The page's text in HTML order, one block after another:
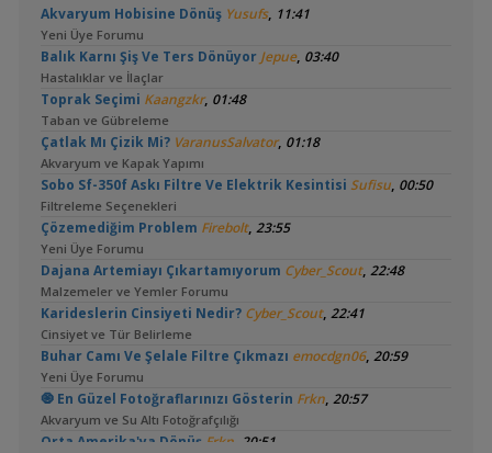
Akvaryum Hobisine Dönüş Yusufs, 11:41
Yeni Üye Forumu
Balık Karnı Şiş Ve Ters Dönüyor Jepue, 03:40
Hastalıklar ve İlaçlar
Toprak Seçimi Kaangzkr, 01:48
Taban ve Gübreleme
Çatlak Mı Çizik Mi? VaranusSalvator, 01:18
Akvaryum ve Kapak Yapımı
Sobo Sf-350f Askı Filtre Ve Elektrik Kesintisi Sufisu, 00:50
Filtreleme Seçenekleri
Çözemediğim Problem Firebolt, 23:55
Yeni Üye Forumu
Dajana Artemiayı Çıkartamıyorum Cyber_Scout, 22:48
Malzemeler ve Yemler Forumu
Karideslerin Cinsiyeti Nedir? Cyber_Scout, 22:41
Cinsiyet ve Tür Belirleme
Buhar Camı Ve Şelale Filtre Çıkmazı emocdgn06, 20:59
Yeni Üye Forumu
🧿 En Güzel Fotoğraflarınızı Gösterin Frkn, 20:57
Akvaryum ve Su Altı Fotoğrafçılığı
Orta Amerika'ya Dönüş Frkn, 20:51